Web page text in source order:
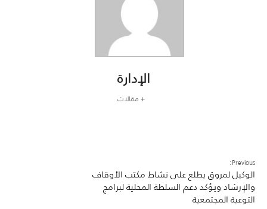
الإدارة
+ مقالات
Previous:
الوكيل لمروق يطلع على نشاط مكتب الأوقاف
والإرشاد ويؤكد دعم السلطة المحلية لبرامج
التوعية المجتمعية